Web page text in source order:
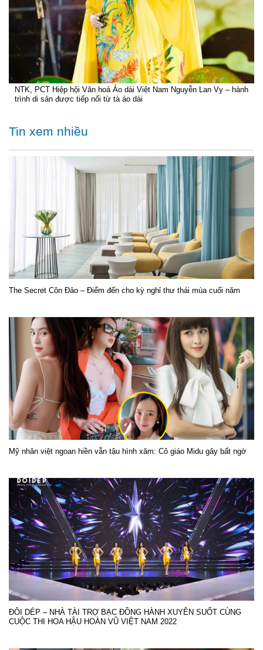
NTK, PCT Hiệp hội Văn hoá Áo dài Việt Nam Nguyễn Lan Vy – hành
trình di sản được tiếp nối từ tà áo dài
Tin xem nhiều
The Secret Côn Đảo – Điểm đến cho kỳ nghỉ thư thái mùa cuối năm
Mỹ nhân việt ngoan hiền vẫn tậu hình xăm: Cô giáo Midu gây bất ngờ
ĐÔI DÉP – NHÀ TÀI TRỢ BẠC ĐỒNG HÀNH XUYÊN SUỐT CÙNG
CUỘC THI HOA HẬU HOÀN VŨ VIỆT NAM 2022